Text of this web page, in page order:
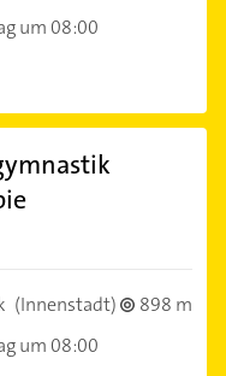
um 08:00
(Innenstadt)
898 m
um 08:00